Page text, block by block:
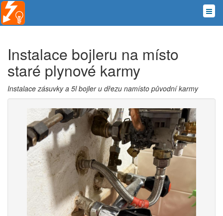
Instalace bojleru na místo
staré plynové karmy
Instalace zásuvky a 5l bojler u dřezu namísto původní karmy